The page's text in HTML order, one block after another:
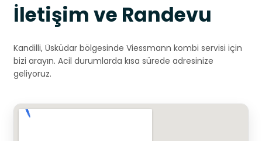
İletişim ve Randevu
Kandilli, Üsküdar bölgesinde Viessmann kombi servisi için
bizi arayın. Acil durumlarda kısa sürede adresinize
geliyoruz.